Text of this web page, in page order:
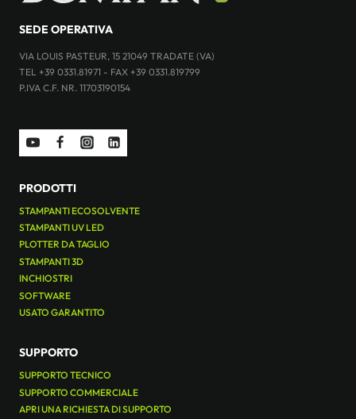
SEDE OPERATIVA
VIA LOUIS PASTEUR, 15 21049 TRADATE (VA)
TEL +39 0331.81971 - FAX +39 0331.819799
P.IVA C.F. NR. 11703190154
PRODOTTI
STAMPANTI ECOSOLVENTE
STAMPANTI UV LED
PLOTTER DA TAGLIO
STAMPANTI 3D
INCHIOSTRI
SOFTWARE
USATO GARANTITO
SUPPORTO
SUPPORTO TECNICO
SUPPORTO COMMERCIALE
APRI UNA RICHIESTA DI SUPPORTO